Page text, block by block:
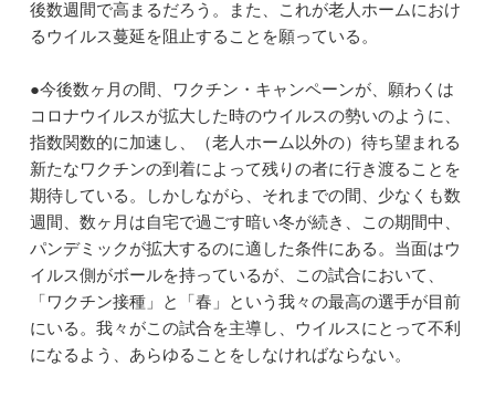
後数週間で高まるだろう。また、これが老人ホームにおけ
るウイルス蔓延を阻止することを願っている。
●今後数ヶ月の間、ワクチン・キャンペーンが、願わくは
コロナウイルスが拡大した時のウイルスの勢いのように、
指数関数的に加速し、（老人ホーム以外の）待ち望まれる
新たなワクチンの到着によって残りの者に行き渡ることを
期待している。しかしながら、それまでの間、少なくも数
週間、数ヶ月は自宅で過ごす暗い冬が続き、この期間中、
パンデミックが拡大するのに適した条件にある。当面はウ
イルス側がボールを持っているが、この試合において、
「ワクチン接種」と「春」という我々の最高の選手が目前
にいる。我々がこの試合を主導し、ウイルスにとって不利
になるよう、あらゆることをしなければならない。